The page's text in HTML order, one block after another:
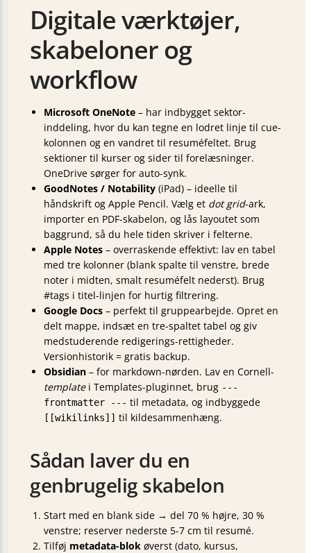
Digitale værktøjer,
skabeloner og
workflow
Microsoft OneNote – har indbygget sektor-
inddeling, hvor du kan tegne en lodret linje til cue-
kolonnen og en vandret til resuméfeltet. Brug
sektioner til kurser og sider til forelæsninger.
OneDrive sørger for auto-synk.
GoodNotes / Notability (iPad) – ideelle til
håndskrift og Apple Pencil. Vælg et dot grid-ark,
importer en PDF-skabelon, og lås layoutet som
baggrund, så du hele tiden skriver i felterne.
Apple Notes – overraskende effektivt: lav en tabel
med tre kolonner (blank spalte til venstre, brede
noter i midten, smalt resuméfelt nederst). Brug
#tags i titel-linjen for hurtig filtrering.
Google Docs – perfekt til gruppearbejde. Opret en
delt mappe, indsæt en tre-spaltet tabel og giv
medstuderende redigerings-rettigheder.
Versionhistorik = gratis backup.
Obsidian – for markdown-nørden. Lav en Cornell-
templatei Templates-pluginnet, brug ---
frontmatter --- til metadata, og indbyggede
[[wikilinks]] til kildesammenhæng.
Sådan laver du en
genbrugelig skabelon
Start med en blank side → del 70 % højre, 30 %
venstre; reserver nederste 5-7 cm til resumé.
Tilføj metadata-blok øverst (dato, kursus,